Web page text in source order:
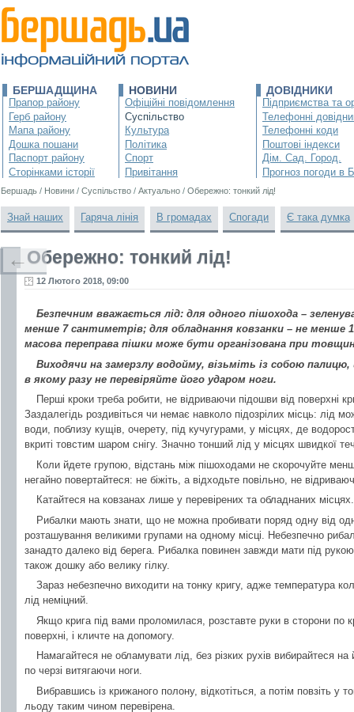
БЕРШАДЩИНА
Прапор району
Герб району
Мапа району
Дошка пошани
Паспорт району
Сторінками історії
НОВИНИ
Офіційні повідомлення
Суспільство
Культура
Політика
Спорт
Привітання
ДОВІДНИКИ
Підприємства та
Телефонні
Телефонні коди
Поштові індекси
Дім. Сад. Город.
Прогноз погоди в
Бершадь / Новини / Суспільство / Актуально / Обережно: тонкий лід!
Знай наших Гаряча лінія В громадах Спогади Є така думка
Обережно: тонкий лід!
12 Лютого 2018, 09:00
Безпечним вважається лід: для одного пішохода –
менше 7 сантиметрів; для обладнання ковзанки – не менше
масова переправа пішки може бути організована при
Виходячи на замерзлу водойму, візьміть із собою
в якому разу не перевіряйте його ударом ноги.
Перші кроки треба робити, не відриваючи підошви від поверхні
Заздалегідь роздивіться чи немає навколо підозрілих місць: лід
води, поблизу кущів, очерету, під кучугурами, у місцях, де
вкриті товстим шаром снігу. Значно тонший лід у місцях швидкої
Коли йдете групою, відстань між пішоходами не скорочуйте
негайно повертайтеся: не біжіть, а відходьте повільно, не
Катайтеся на ковзанах лише у перевірених та обладнаних місцях.
Рибалки мають знати, що не можна пробивати поряд одну від
розташування великими групами на одному місці. Небезпечно
занадто далеко від берега. Рибалка повинен завжди мати під
також дошку або велику гілку.
Зараз небезпечно виходити на тонку кригу, адже температура
лід неміцний.
Якщо крига під вами проломилася, розставте руки в сторони
поверхні, і кличте на допомогу.
Намагайтеся не обламувати лід, без різких рухів вибирайтеся
по черзі витягаючи ноги.
Вибравшись із крижаного полону, відкотіться, а потім повзіть у
льоду таким чином перевірена.
←